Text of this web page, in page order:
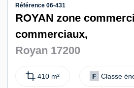
Référence 06-431
ROYAN zone
commerciaux,
Royan 17200
410 m² F Classe